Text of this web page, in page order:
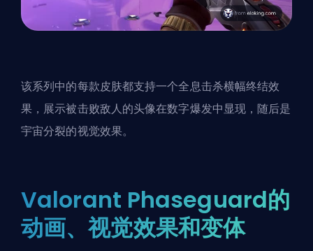
该系列中的每款皮肤都支持一个全息击杀横幅终结效
果，展示被击败敌人的头像在数字爆发中显现，随后是
宇宙分裂的视觉效果。
Valorant Phaseguard的
动画、视觉效果和变体